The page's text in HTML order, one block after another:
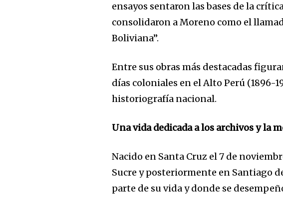
ensayos sentaron las bases de la
consolidaron a Moreno como el
Boliviana”.
Entre sus obras más destacadas
días coloniales en el Alto Perú (1896-
historiografía nacional.
Una vida dedicada a los archivos y la
Nacido en Santa Cruz el 7 de
Sucre y posteriormente en Santiago
parte de su vida y donde se